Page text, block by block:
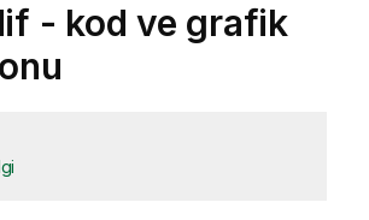
- kod ve grafik